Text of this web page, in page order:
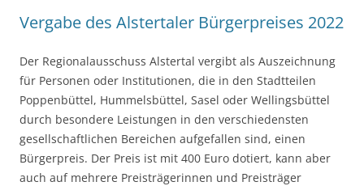
Vergabe des Alstertaler Bürgerpreises 2022
Der Regionalausschuss Alstertal vergibt als Auszeichnung
für Personen oder Institutionen, die in den Stadtteilen
Poppenbüttel, Hummelsbüttel, Sasel oder Wellingsbüttel
durch besondere Leistungen in den verschiedensten
gesellschaftlichen Bereichen aufgefallen sind, einen
Bürgerpreis. Der Preis ist mit 400 Euro dotiert, kann aber
auch auf mehrere Preisträgerinnen und Preisträger